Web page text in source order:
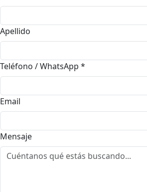
Apellido
Teléfono / WhatsApp *
Email
Mensaje